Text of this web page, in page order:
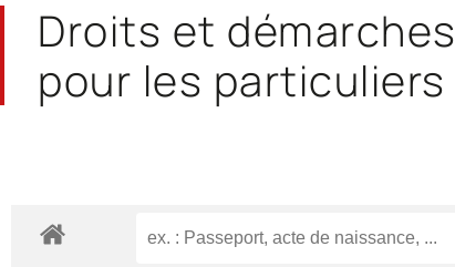
Droits et démarches
pour les particuliers